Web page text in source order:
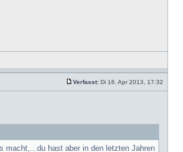
Verfasst: Di 16. Apr 2013, 17:32
macht,...du hast aber in den letzten Jahren